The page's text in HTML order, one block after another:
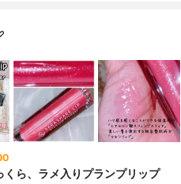
くら、ラメ入りプランプリップ